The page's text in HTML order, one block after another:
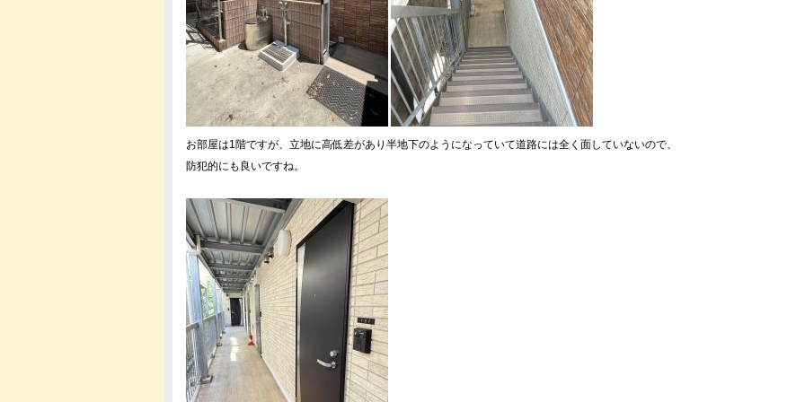
お部屋は1階ですが、立地に高低差があり半地下のようになっていて道路には全く面していないので、
防犯的にも良いですね。